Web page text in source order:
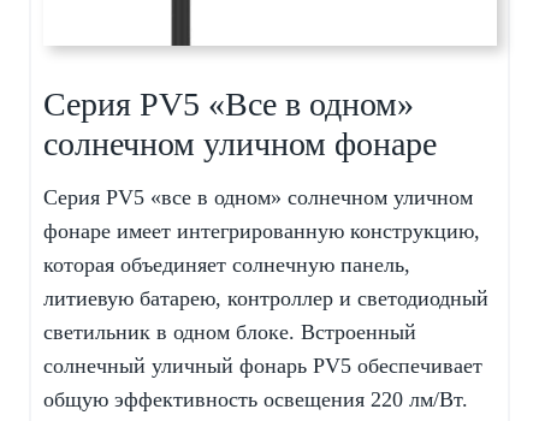
Серия PV5 «Все в одном»
солнечном уличном фонаре
Серия PV5 «все в одном» солнечном уличном
фонаре имеет интегрированную конструкцию,
которая объединяет солнечную панель,
литиевую батарею, контроллер и светодиодный
светильник в одном блоке. Встроенный
солнечный уличный фонарь PV5 обеспечивает
общую эффективность освещения 220 лм/Вт.